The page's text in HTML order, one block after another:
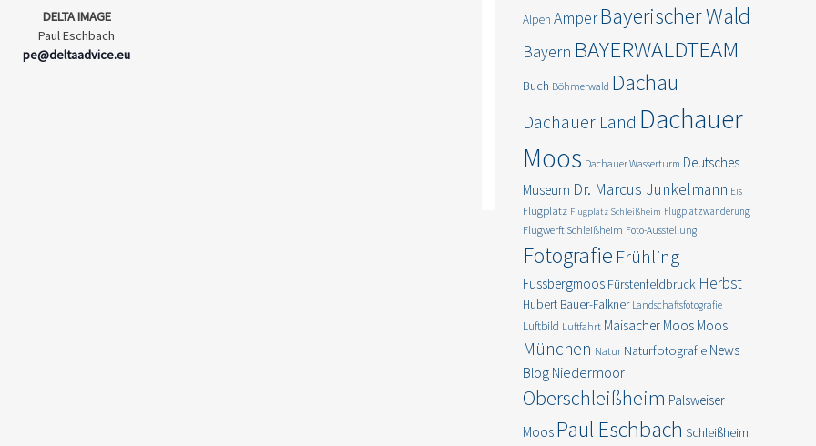
DELTA IMAGE
Paul Eschbach
pe@deltaadvice.eu
Alpen AmperBayerischer Wald
Bayern BAYERWALDTEAM
Buch Böhmerwald Dachau
Dachauer Land Dachauer
Moos Dachauer Wasserturm Deutsches
Museum Dr. Marcus Junkelmann Eis
Flugplatz Flugplatz Schleißheim Flugplatzwanderung
Flugwerft Schleißheim Foto-Ausstellung
Fotografie Frühling
Fussbergmoos Fürstenfeldbruck Herbst
Hubert Bauer-Falkner Landschaftsfotografie
Luftbild Luftfahrt Maisacher Moos Moos
München Natur Naturfotografie News
Blog Niedermoor
Oberschleißheim Palsweiser
Moos Paul Eschbach Schleißheim